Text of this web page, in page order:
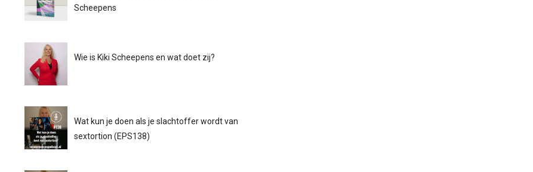
Scheepens
Wie is Kiki Scheepens en wat doet zij?
Wat kun je doen als je slachtoffer wordt van
sextortion (EPS138)